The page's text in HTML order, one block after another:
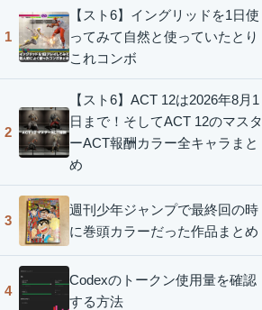
1
【スト6】イングリッドを1日使
ってみて自然と使っていたとり
これコンボ
2
【スト6】ACT 12は2026年8月1
日まで！そしてACT 12のマスタ
ーACT報酬カラー全キャラまと
め
3
週刊少年ジャンプで最終回の時
に巻頭カラーだった作品まとめ
4
Codexのトークン使用量を確認
する方法